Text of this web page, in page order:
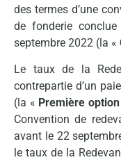
des termes d’une
de fonderie
septembre 2022 (la «
Le taux de la
contrepartie d’un
(la « Première option
Convention de
avant le 22
le taux de la